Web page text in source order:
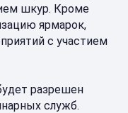
шкур. Кроме
ярмарок,
с участием
разрешен
служб.